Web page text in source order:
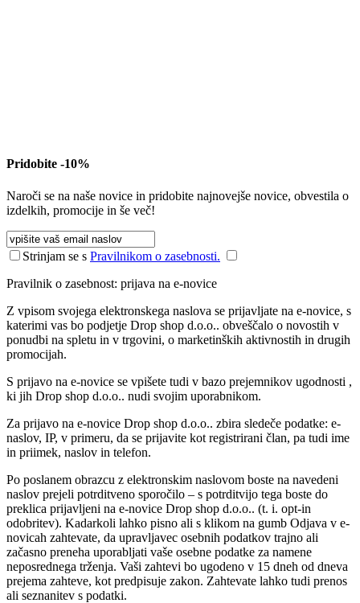
Pridobite -10%
Naroči se na naše novice in pridobite najnovejše novice, obvestila o
izdelkih, promocije in še več!
Strinjam se s Pravilnikom o zasebnosti.
Pravilnik o zasebnost: prijava na e-novice
Z vpisom svojega elektronskega naslova se prijavljate na e-novice, s
katerimi vas bo podjetje Drop shop d.o.o.. obveščalo o novostih v
ponudbi na spletu in v trgovini, o marketinških aktivnostih in drugih
promocijah.
S prijavo na e-novice se vpišete tudi v bazo prejemnikov ugodnosti ,
ki jih Drop shop d.o.o.. nudi svojim uporabnikom.
Za prijavo na e-novice Drop shop d.o.o.. zbira sledeče podatke: e-
naslov, IP, v primeru, da se prijavite kot registrirani član, pa tudi ime
in priimek, naslov in telefon.
Po poslanem obrazcu z elektronskim naslovom boste na navedeni
naslov prejeli potrditveno sporočilo – s potrditvijo tega boste do
preklica prijavljeni na e-novice Drop shop d.o.o.. (t. i. opt-in
odobritev). Kadarkoli lahko pisno ali s klikom na gumb Odjava v e-
novicah zahtevate, da upravljavec osebnih podatkov trajno ali
začasno preneha uporabljati vaše osebne podatke za namene
neposrednega trženja. Vaši zahtevi bo ugodeno v 15 dneh od dneva
prejema zahteve, kot predpisuje zakon. Zahtevate lahko tudi prenos
ali seznanitev s podatki.